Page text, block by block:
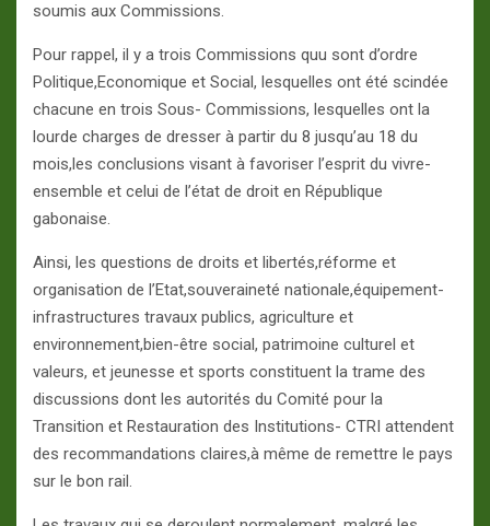
soumis aux Commissions.
Pour rappel, il y a trois Commissions quu sont d’ordre
Politique,Economique et Social, lesquelles ont été scindée
chacune en trois Sous- Commissions, lesquelles ont la
lourde charges de dresser à partir du 8 jusqu’au 18 du
mois,les conclusions visant à favoriser l’esprit du vivre-
ensemble et celui de l’état de droit en République
gabonaise.
Ainsi, les questions de droits et libertés,réforme et
organisation de l’Etat,souveraineté nationale,équipement-
infrastructures travaux publics, agriculture et
environnement,bien-être social, patrimoine culturel et
valeurs, et jeunesse et sports constituent la trame des
discussions dont les autorités du Comité pour la
Transition et Restauration des Institutions- CTRI attendent
des recommandations claires,à même de remettre le pays
sur le bon rail.